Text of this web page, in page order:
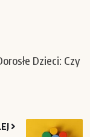
Dzieci: Czy